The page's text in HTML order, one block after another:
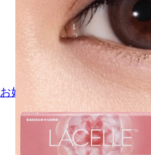
箱30枚)、乱視用
視用カラコン、
コン、遠視用カラ
レンズ、激安カ
レ&特殊カラコン
お好みスタイル装着期間
[1 Day/ミルミナス
箱30枚)、乱視用
視用カラコン、激